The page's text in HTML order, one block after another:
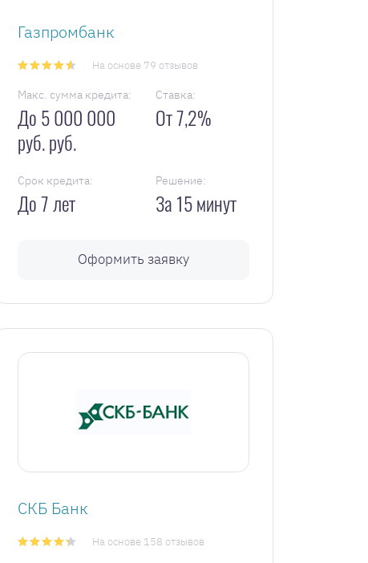
Газпромбанк
На основе 79 отзывов
Макс. сумма кредита:
До 5 000 000
руб. руб.
Ставка:
От 7,2%
Срок кредита:
До 7 лет
Решение:
За 15 минут
Оформить заявку
СКБ Банк
На основе 158 отзывов